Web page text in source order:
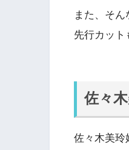
また、そ
先行カット
佐々
佐々木美玲